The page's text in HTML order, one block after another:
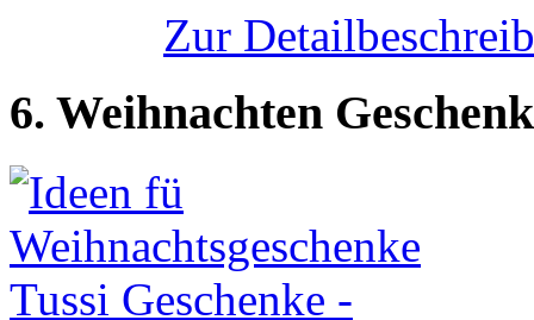
Zur
6. Weihnachten